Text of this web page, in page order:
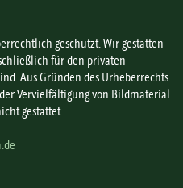
geschützt. Wir gestatten
für den privaten
Aus Gründen des Urheberrechts
Vervielfältigung von Bildmaterial
gestattet.